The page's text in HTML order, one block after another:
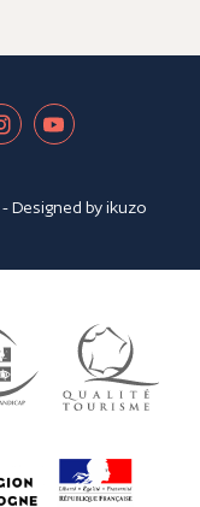
- Designed byikuzo